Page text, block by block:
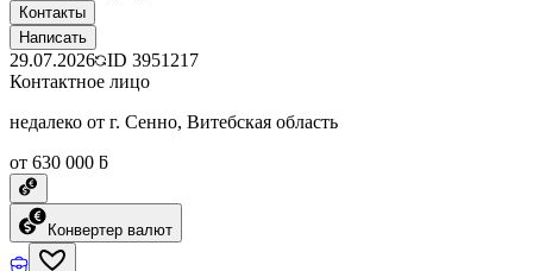
Контакты
Написать
29.07.2026 ID 3951217
Контактное лицо
недалеко от г. Сенно, Витебская область
от 630 000 ƃ
Конвертер валют